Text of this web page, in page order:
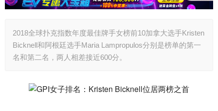
2018全球扑克指数年度最佳牌手女榜前10加拿大选手Kristen
Bicknell和阿根廷选手Maria Lampropulos分别是榜单的第一
名和第二名，两人相差接近600分。